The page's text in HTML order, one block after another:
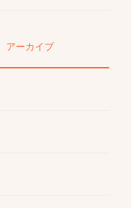
アーカイブ